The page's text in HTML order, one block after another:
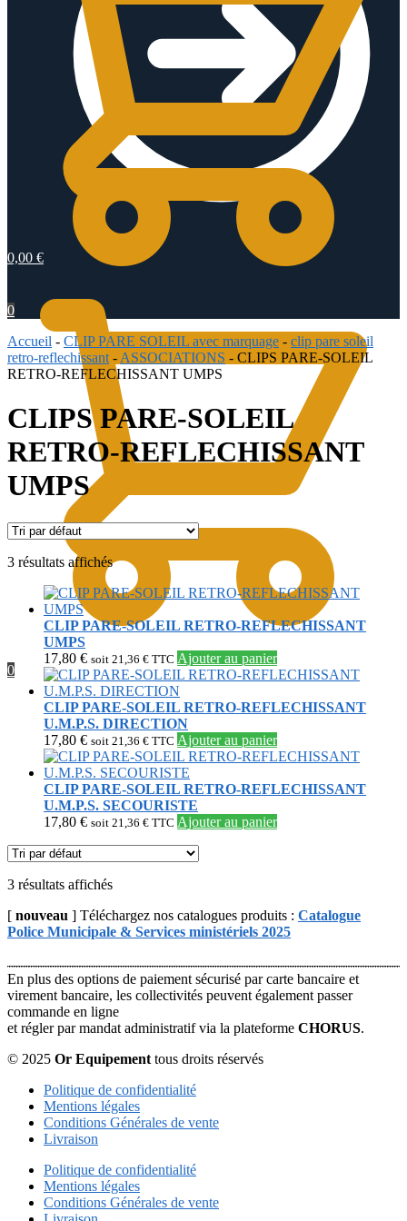
0,00 €
0
0
Accueil - CLIP PARE SOLEIL avec marquage - clip pare soleil
retro-reflechissant - ASSOCIATIONS - CLIPS PARE-SOLEIL
RETRO-REFLECHISSANT UMPS
CLIPS PARE-SOLEIL
RETRO-REFLECHISSANT
UMPS
3 résultats affichés
CLIP PARE-SOLEIL RETRO-REFLECHISSANT
UMPS
17,80 € soit 21,36 € TTC Ajouter au panier
CLIP PARE-SOLEIL RETRO-REFLECHISSANT
U.M.P.S. DIRECTION
17,80 € soit 21,36 € TTC Ajouter au panier
CLIP PARE-SOLEIL RETRO-REFLECHISSANT
U.M.P.S. SECOURISTE
17,80 € soit 21,36 € TTC Ajouter au panier
3 résultats affichés
[ nouveau ] Téléchargez nos catalogues produits : Catalogue
Police Municipale & Services ministériels 2025
En plus des options de paiement sécurisé par carte bancaire et
virement bancaire, les collectivités peuvent également passer
commande en ligne
et régler par mandat administratif via la plateforme CHORUS.
© 2025 Or Equipement tous droits réservés
Politique de confidentialité
Mentions légales
Conditions Générales de vente
Livraison
Politique de confidentialité
Mentions légales
Conditions Générales de vente